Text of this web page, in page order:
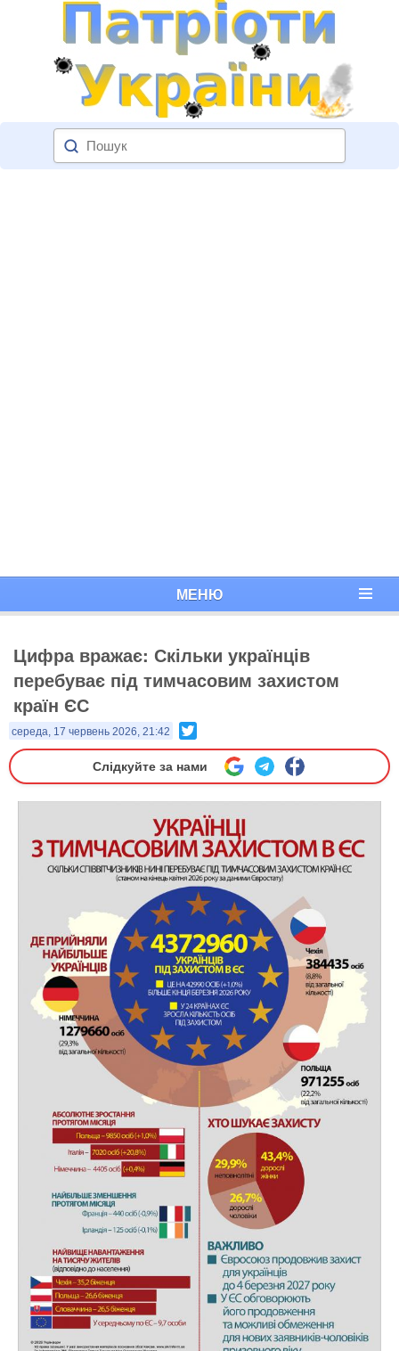
МЕНЮ
Цифра вражає: Скільки українців
перебуває під тимчасовим захистом
країн ЄС
середа, 17 червень 2026, 21:42
Слідкуйте за нами